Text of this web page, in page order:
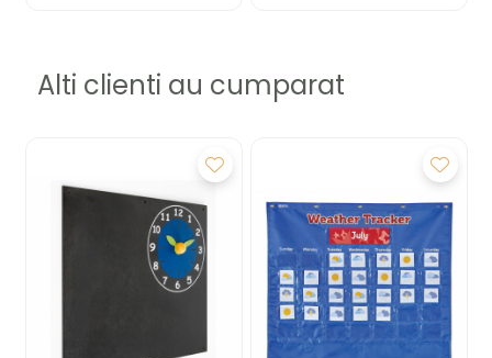
Alti clienti au cumparat